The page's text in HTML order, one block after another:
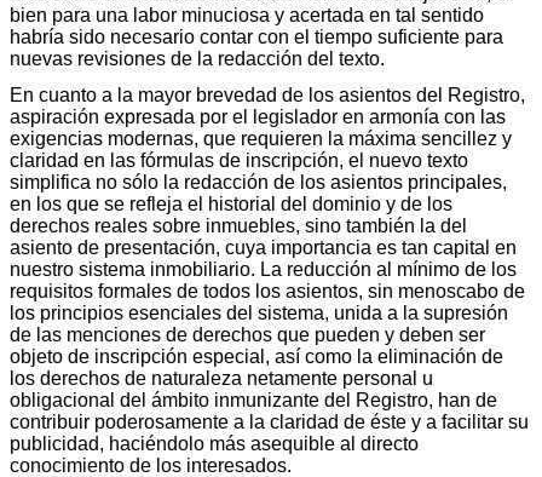
bien para una labor minuciosa y acertada en tal sentido
habría sido necesario contar con el tiempo suficiente para
nuevas revisiones de la redacción del texto.
En cuanto a la mayor brevedad de los asientos del Registro,
aspiración expresada por el legislador en armonía con las
exigencias modernas, que requieren la máxima sencillez y
claridad en las fórmulas de inscripción, el nuevo texto
simplifica no sólo la redacción de los asientos principales,
en los que se refleja el historial del dominio y de los
derechos reales sobre inmuebles, sino también la del
asiento de presentación, cuya importancia es tan capital en
nuestro sistema inmobiliario. La reducción al mínimo de los
requisitos formales de todos los asientos, sin menoscabo de
los principios esenciales del sistema, unida a la supresión
de las menciones de derechos que pueden y deben ser
objeto de inscripción especial, así como la eliminación de
los derechos de naturaleza netamente personal u
obligacional del ámbito inmunizante del Registro, han de
contribuir poderosamente a la claridad de éste y a facilitar su
publicidad, haciéndolo más asequible al directo
conocimiento de los interesados.